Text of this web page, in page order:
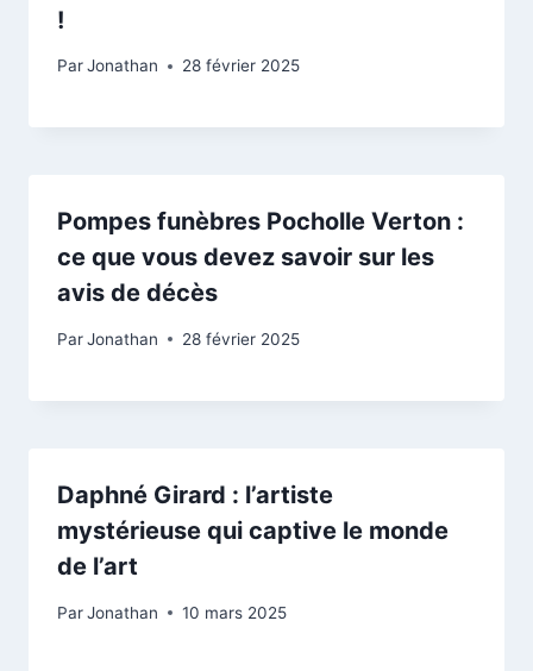
!
ParJonathan 28 février 2025
Pompes funèbres Pocholle Verton :
ce que vous devez savoir sur les
avis de décès
ParJonathan 28 février 2025
Daphné Girard : l’artiste
mystérieuse qui captive le monde
de l’art
ParJonathan 10 mars 2025